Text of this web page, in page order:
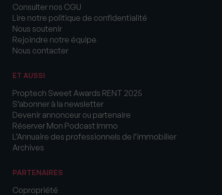
Consulter nos CGU
Lire notre politique de confidentialité
Nous soutenir
Rejoindre notre équipe
Nous contacter
ET AUSSI
Proptech Sweet Awards RENT 2025
S’abonner à la newsletter
Devenir annonceur ou partenaire
Réserver Mon Podcast Immo
L’Annuaire des professionnels de l’immobilier
Archives
PARTENAIRES
Copropriété